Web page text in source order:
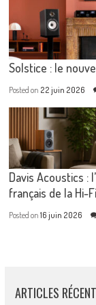
Solstice : le
Posted on 22 juin 2026
Davis Acoustics :
français de la Hi-Fi
Posted on16 juin 2026
ARTICLES